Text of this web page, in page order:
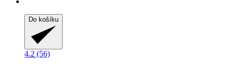
Do košíku
4.2 (56)